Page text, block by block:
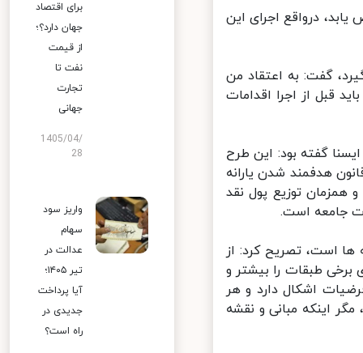
درواقع اجرای این
گفت: به اعتقاد من
از اجرا اقدامات
گفته بود: این طرح
هدفمند شدن یارانه
توزیع پول نقد
جامعه است.
است، تصریح کرد: از
طبقات را بیشتر و
اشکال دارد و هر
اینکه مبانی و نقشه
برای اقتصاد
جهان دارد؟؛
از قیمت
نفت تا
تجارت
جهانی
1405/04/
28
واریز سود
سهام
عدالت در
تیر ۱۴۰۵؛
آیا پرداخت
جدیدی در
راه است؟